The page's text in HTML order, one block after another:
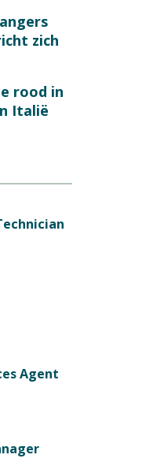
zich
rood in
Italië
Agent